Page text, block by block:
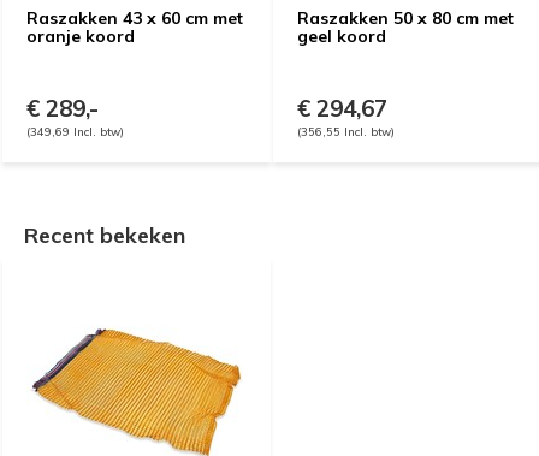
Raszakken 43 x 60 cm met
oranje koord
€ 289,-
(349,69 Incl. btw)
Raszakken 50 x 80 cm met
geel koord
€ 294,67
(356,55 Incl. btw)
Recent bekeken